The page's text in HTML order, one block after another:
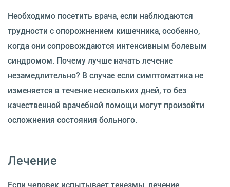
Необходимо посетить врача, если наблюдаются
трудности с опорожнением кишечника, особенно,
когда они сопровождаются интенсивным болевым
синдромом. Почему лучше начать лечение
незамедлительно? В случае если симптоматика не
изменяется в течение нескольких дней, то без
качественной врачебной помощи могут произойти
осложнения состояния больного.
Лечение
Если человек испытывает тенезмы, лечение